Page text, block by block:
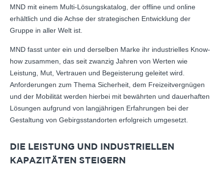
MND mit einem Multi-Lösungskatalog, der offline und online
erhältlich und die Achse der strategischen Entwicklung der
Gruppe in aller Welt ist.
MND fasst unter ein und derselben Marke ihr industrielles Know-
how zusammen, das seit zwanzig Jahren von Werten wie
Leistung, Mut, Vertrauen und Begeisterung geleitet wird.
Anforderungen zum Thema Sicherheit, dem Freizeitvergnügen
und der Mobilität werden hierbei mit bewährten und dauerhaften
Lösungen aufgrund von langjährigen Erfahrungen bei der
Gestaltung von Gebirgsstandorten erfolgreich umgesetzt.
DIE LEISTUNG UND INDUSTRIELLEN
KAPAZITÄTEN STEIGERN